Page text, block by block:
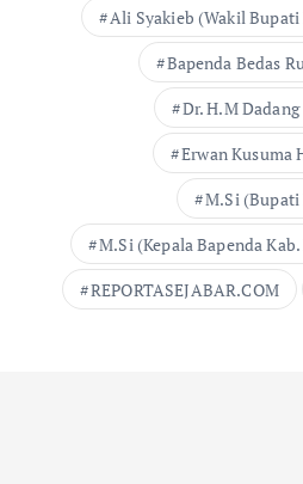
Ali Syakieb (Wakil Bupati
Bapenda Bedas
Dr. H.M
Erwan Kusuma
M.Si (Bupati
M.Si (Kepala Bapenda
REPORTASEJABAR.COM